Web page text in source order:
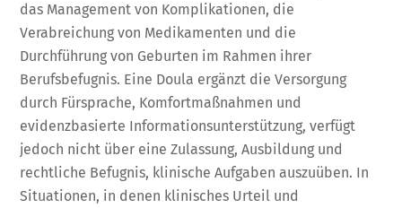
das Management von Komplikationen, die
Verabreichung von Medikamenten und die
Durchführung von Geburten im Rahmen ihrer
Berufsbefugnis. Eine Doula ergänzt die Versorgung
durch Fürsprache, Komfortmaßnahmen und
evidenzbasierte Informationsunterstützung, verfügt
jedoch nicht über eine Zulassung, Ausbildung und
rechtliche Befugnis, klinische Aufgaben auszuüben. In
Situationen, in denen klinisches Urteil und